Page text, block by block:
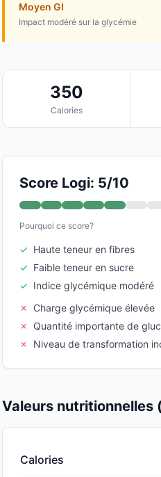
Moyen GI
Impact modéré sur la glycémie
350
Calories
Score Logi: 5/10
Pourquoi ce score?
✓ Haute teneur en fibres
✓ Faible teneur en sucre
✓ Indice glycémique modéré
✗
Charge glycémique élevée
✗
Quantité importante de
✗
Niveau de transformation
Valeurs nutritionnelles
Calories